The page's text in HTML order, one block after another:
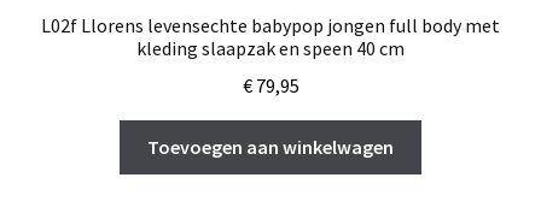
L02f Llorens levensechte babypop jongen full body met
kleding slaapzak en speen 40 cm
€79,95
Toevoegen aan winkelwagen